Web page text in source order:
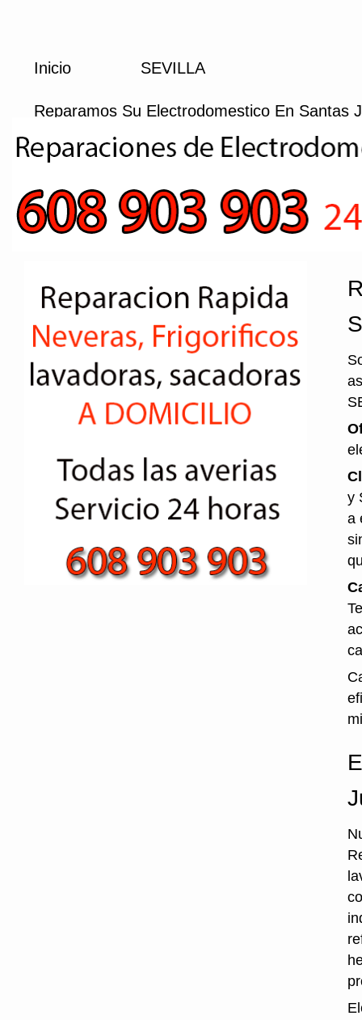
Inicio SEVILLA
Reparamos Su Electrodomestico En Santas
y
a